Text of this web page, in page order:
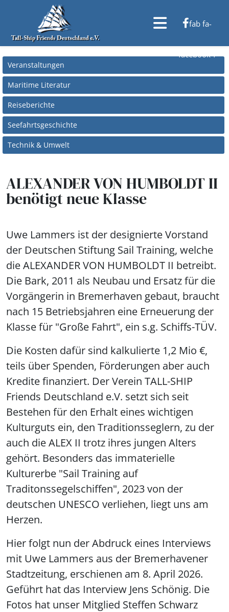
fab fa-
facebook-f
Veranstaltungen
Maritime Literatur
Reiseberichte
Seefahrtsgeschichte
Technik & Umwelt
ALEXANDER VON HUMBOLDT II
benötigt neue Klasse
Uwe Lammers ist der designierte Vorstand
der Deutschen Stiftung Sail Training, welche
die ALEXANDER VON HUMBOLDT II betreibt.
Die Bark, 2011 als Neubau und Ersatz für die
Vorgängerin in Bremerhaven gebaut, braucht
nach 15 Betriebsjahren eine Erneuerung der
Klasse für "Große Fahrt", ein s.g. Schiffs-TÜV.
Die Kosten dafür sind kalkulierte 1,2 Mio €,
teils über Spenden, Förderungen aber auch
Kredite finanziert. Der Verein TALL-SHIP
Friends Deutschland e.V. setzt sich seit
Bestehen für den Erhalt eines wichtigen
Kulturguts ein, den Traditionsseglern, zu der
auch die ALEX II trotz ihres jungen Alters
gehört. Besonders das immaterielle
Kulturerbe "Sail Training auf
Traditonssegelschiffen", 2023 von der
deutschen UNESCO verliehen, liegt uns am
Herzen.
Hier folgt nun der Abdruck eines Interviews
mit Uwe Lammers aus der Bremerhavener
Stadtzeitung, erschienen am 8. April 2026.
Geführt hat das Interview Jens Schönig. Die
Fotos hat unser Mitglied Steffen Schwarz